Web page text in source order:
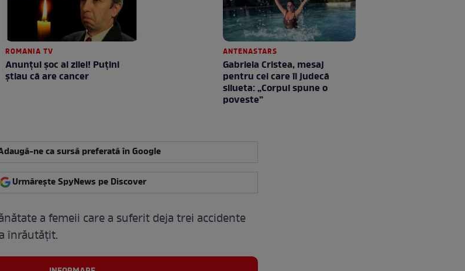
ROMANIA TV
Anunţul şoc al zilei! Puţini
ştiau că are cancer
ANTENASTARS
Gabriela Cristea, mesaj
pentru cei care îi judecă
silueta: „Corpul spune o
poveste”
ne ca sursă preferată în Google
Urmărește SpyNews pe Discover
a femeii care a suferit deja trei accidente
înrăutățit.